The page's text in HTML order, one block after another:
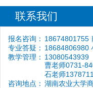
联系我们
报名咨询： 18674801755
专业答疑： 18684806980
教学管理： 13080543939
曹老师0731-
石老师
咨询地点： 湖南农业大学